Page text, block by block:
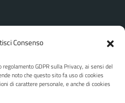
Consenso
GDPR sulla Privacy, ai sensi del
noto che questo sito fa uso di cookies
di carattere personale, e anche di cookies